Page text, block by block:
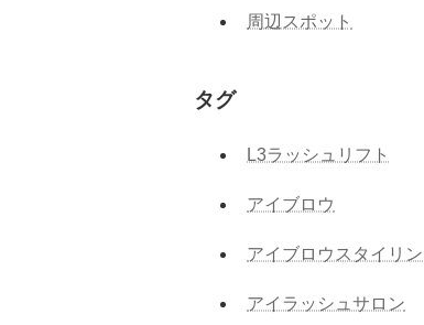
周辺スポット
タグ
L3ラッシュリフト
アイブロウ
アイブロウスタイリ
アイラッシュサロン